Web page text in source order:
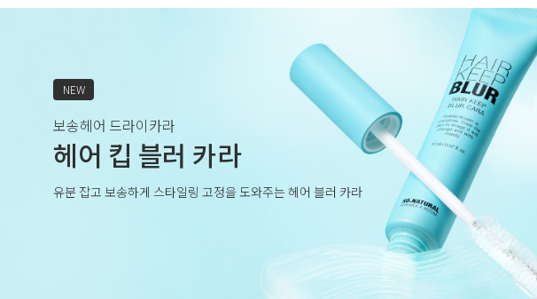
NEW
보송헤어 드라이카라
헤어 킵 블러 카라
유분 잡고 보송하게 스타일링 고정을 도와주는 헤어 블러 카라